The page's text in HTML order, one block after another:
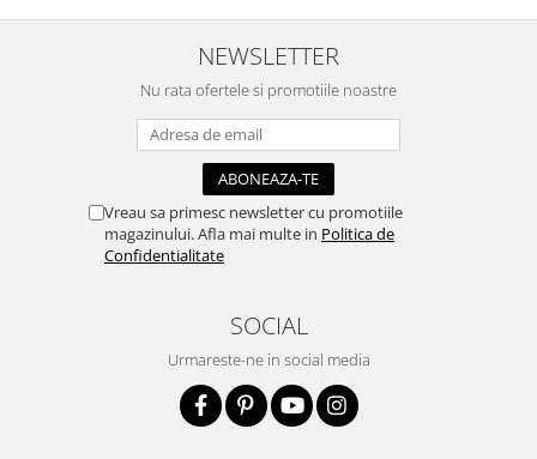
NEWSLETTER
Nu rata ofertele si promotiile noastre
Vreau sa primesc newsletter cu promotiile
magazinului. Afla mai multe in Politica de
Confidentialitate
SOCIAL
Urmareste-ne in social media